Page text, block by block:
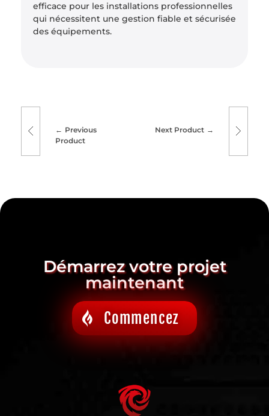
efficace pour les installations professionnelles
qui nécessitent une gestion fiable et sécurisée
des équipements.
Previous
Product
Next Product
Démarrez votre projet
maintenant
Commencez